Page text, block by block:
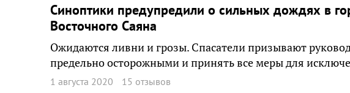
Синоптики предупредили о сильных дождях в
Восточного Саяна
Ожидаются ливни и грозы. Спасатели призывают
предельно осторожными и принять все меры для
1 августа 2020 15 отзывов